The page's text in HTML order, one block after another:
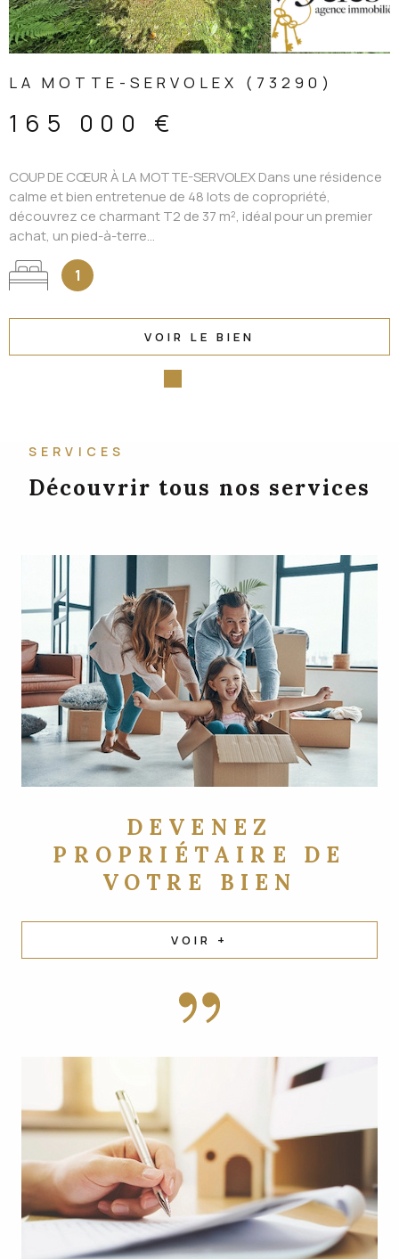
LA MOTTE-SERVOLEX (73290)
165 000 €
COUP DE CŒUR À LA MOTTE-SERVOLEX Dans une résidence
calme et bien entretenue de 48 lots de copropriété,
découvrez ce charmant T2 de 37 m², idéal pour un premier
achat, un pied-à-terre...
1
VOIR LE BIEN
SERVICES
Découvrir tous nos services
DEVENEZ
PROPRIÉTAIRE DE
VOTRE BIEN
VOIR +